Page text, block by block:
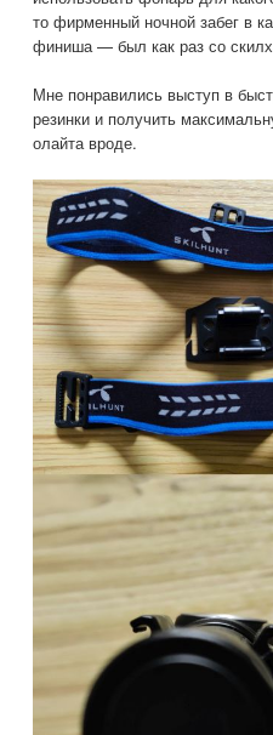
то фирменный ночной забег в
финиша — был как раз со
Мне понравились выступ в
резинки и получить
олайта вроде.